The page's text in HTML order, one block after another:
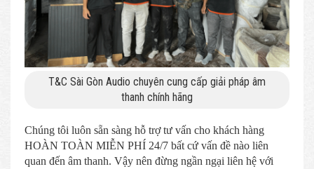
T&C Sài Gòn Audio chuyên cung cấp giải pháp âm
thanh chính hãng
Chúng tôi luôn sẵn sàng hỗ trợ tư vấn cho khách hàng
HOÀN TOÀN MIỄN PHÍ 24/7 bất cứ vấn đề nào liên
quan đến âm thanh. Vậy nên đừng ngần ngại liên hệ với